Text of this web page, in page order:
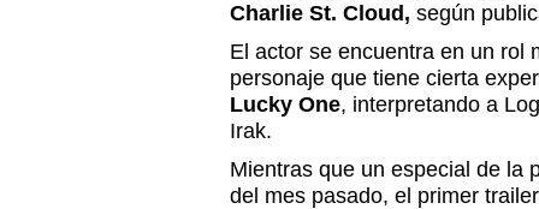
Charlie St. Cloud, según
El actor se encuentra en un rol
personaje que tiene cierta
Lucky One, interpretando a
Irak.
Mientras que un especial de la
del mes pasado, el primer